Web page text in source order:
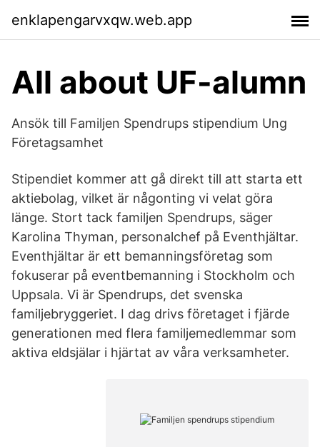
enklapengarvxqw.web.app
All about UF-alumn
Ansök till Familjen Spendrups stipendium Ung
Företagsamhet
Stipendiet kommer att gå direkt till att starta ett
aktiebolag, vilket är någonting vi velat göra
länge. Stort tack familjen Spendrups, säger
Karolina Thyman, personalchef på Eventhjältar.
Eventhjältar är ett bemanningsföretag som
fokuserar på eventbemanning i Stockholm och
Uppsala. Vi är Spendrups, det svenska
familjebryggeriet. I dag drivs företaget i fjärde
generationen med flera familjemedlemmar som
aktiva eldsjälar i hjärtat av våra verksamheter.